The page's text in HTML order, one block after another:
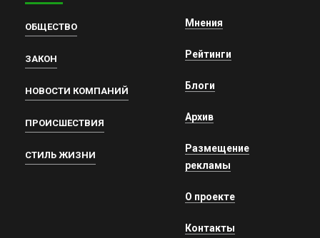
ОБЩЕСТВО
ЗАКОН
НОВОСТИ КОМПАНИЙ
ПРОИСШЕСТВИЯ
СТИЛЬ ЖИЗНИ
Мнения
Рейтинги
Блоги
Архив
Размещение
рекламы
О проекте
Контакты